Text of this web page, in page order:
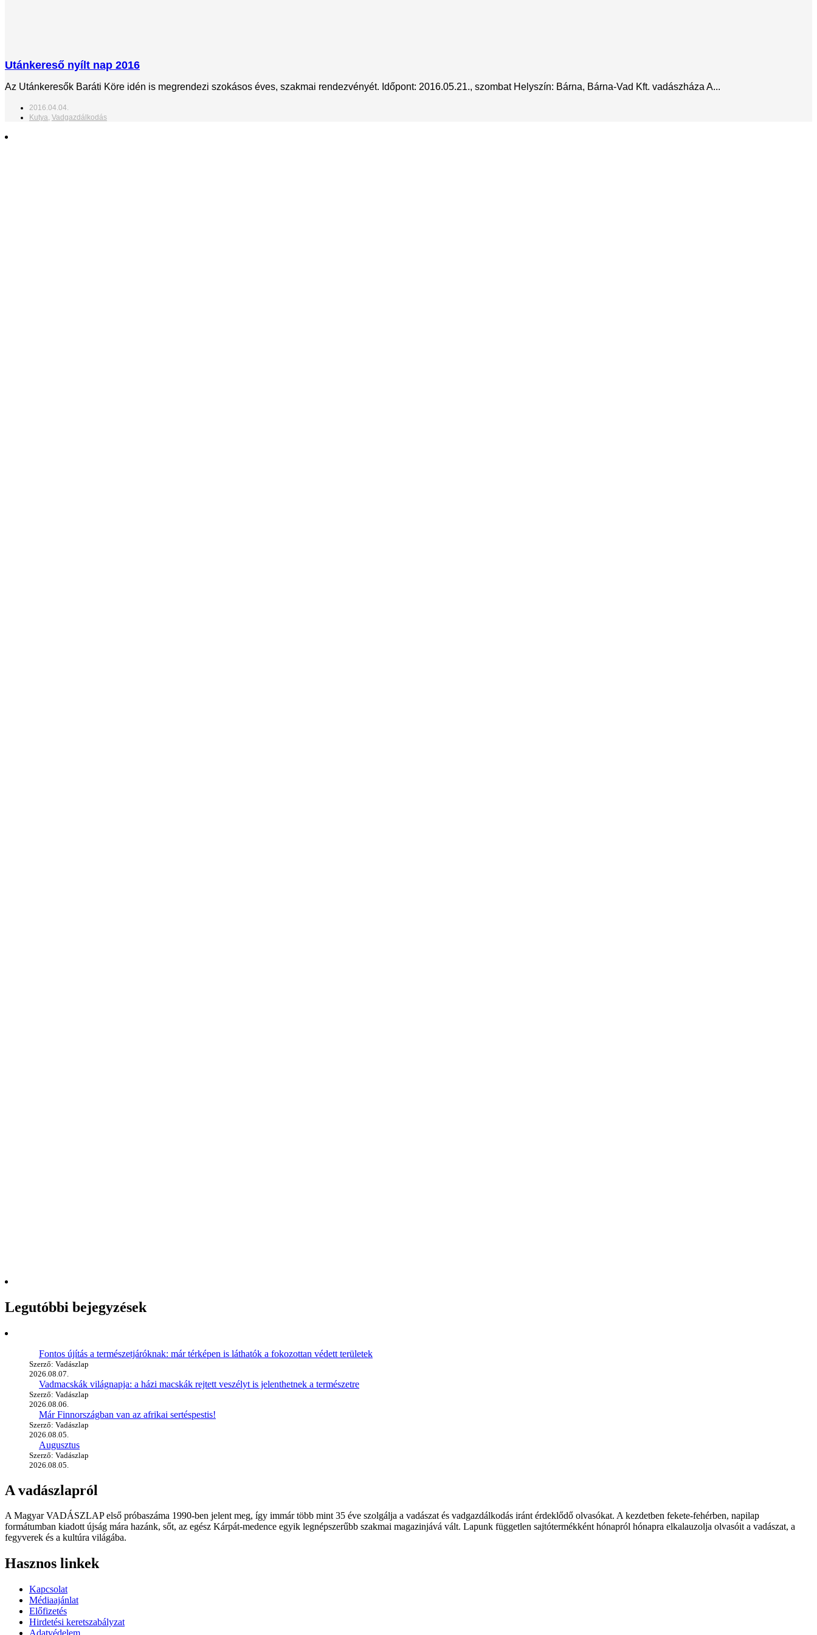
Utánkereső nyílt nap 2016
Az Utánkeresők Baráti Köre idén is megrendezi szokásos éves, szakmai rendezvényét. Időpont: 2016.05.21., szombat Helyszín: Bárna, Bárna-Vad Kft. vadászháza A...
2016.04.04.
Kutya, Vadgazdálkodás
Legutóbbi bejegyzések
Fontos újítás a természetjáróknak: már térképen is láthatók a fokozottan védett területek
Szerző: Vadászlap
2026.08.07.
Vadmacskák világnapja: a házi macskák rejtett veszélyt is jelenthetnek a természetre
Szerző: Vadászlap
2026.08.06.
Már Finnországban van az afrikai sertéspestis!
Szerző: Vadászlap
2026.08.05.
Augusztus
Szerző: Vadászlap
2026.08.05.
A vadászlapról
A Magyar VADÁSZLAP első próbaszáma 1990-ben jelent meg, így immár több mint 35 éve szolgálja a vadászat és vadgazdálkodás iránt érdeklődő olvasókat. A kezdetben fekete-fehérben, napilap
formátumban kiadott újság mára hazánk, sőt, az egész Kárpát-medence egyik legnépszerűbb szakmai magazinjává vált. Lapunk független sajtótermékként hónapról hónapra elkalauzolja olvasóit a vadászat, a
fegyverek és a kultúra világába.
Hasznos linkek
Kapcsolat
Médiaajánlat
Előfizetés
Hirdetési keretszabályzat